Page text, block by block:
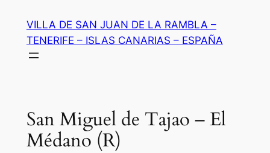
contenido
VILLA DE SAN JUAN DE LA RAMBLA –
TENERIFE – ISLAS CANARIAS – ESPAÑA
San Miguel de Tajao – El
Médano (R)